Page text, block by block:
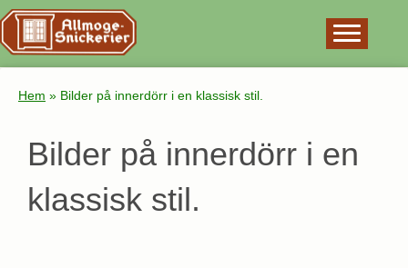
Hem » Bilder på innerdörr i en klassisk stil.
Bilder på innerdörr i en
klassisk stil.